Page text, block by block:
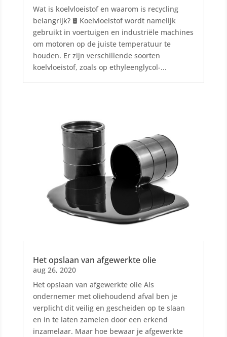
Wat is koelvloeistof en waarom is recycling
belangrijk? 🛢️ Koelvloeistof wordt namelijk
gebruikt in voertuigen en industriële machines
om motoren op de juiste temperatuur te
houden. Er zijn verschillende soorten
koelvloeistof, zoals op ethyleenglycol-...
Het opslaan van afgewerkte olie
aug 26, 2020
Het opslaan van afgewerkte olie Als
ondernemer met oliehoudend afval ben je
verplicht dit veilig en gescheiden op te slaan
en in te laten zamelen door een erkend
inzamelaar. Maar hoe bewaar je afgewerkte